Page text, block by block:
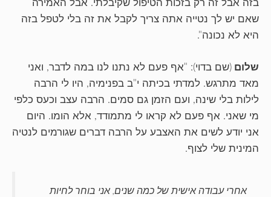
בזה אבל זה רק בזכות הטיפול שקיבלתי. אבל האמירה
שאם יש לך נטייה אתה צריך לקבל את זה בלי לטפל בזה
היא לא נכונה".
שלום (שם בדוי): "אף פעם לא נתנו לנו במה לדבר, ואני
מאד מתרגש. למדתי בכיתה י"ב בפנימיה, היו לי הרבה
לילות בלי שינה, ועם הזמן גם סמים. הרבה עצב וכעס כלפי
מי שאני. אף פעם לא קראו לי מתמודד, אלא הומו. היום
אני יודע לשים את האצבע על הרבה דברים שגורמים לנטיה
המינית שלי לצוף.
אחרי עבודה אישית של כמה שנים, אני בוחר לחיות